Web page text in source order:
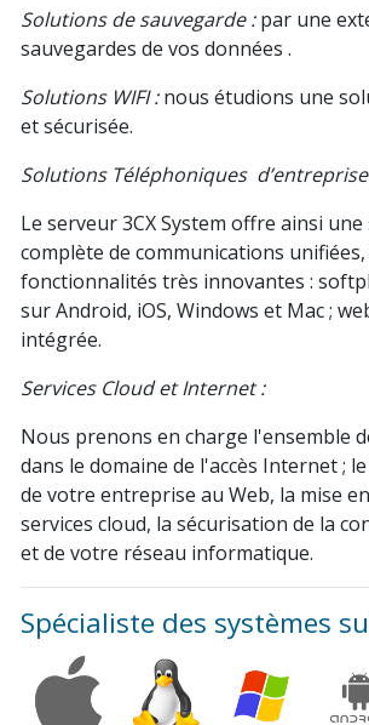
Solutions de sauvegarde :par une
sauvegardes de vos données .
Solutions WIFI :nous étudions une
et sécurisée.
Solutions Téléphoniques d’entreprise
Le serveur 3CX System offre ainsi
complète de communications unifiées,
fonctionnalités très innovantes :
sur Android, iOS, Windows et Mac ;
intégrée.
Services Cloud et Internet :
Nous prenons en charge l'ensemble
dans le domaine de l'accès Internet ;
de votre entreprise au Web, la mise
services cloud, la sécurisation de la
et de votre réseau informatique.
Spécialiste des systèmes